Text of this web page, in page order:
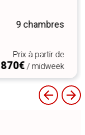
9 chambres
Prix à partir de
/ midweek